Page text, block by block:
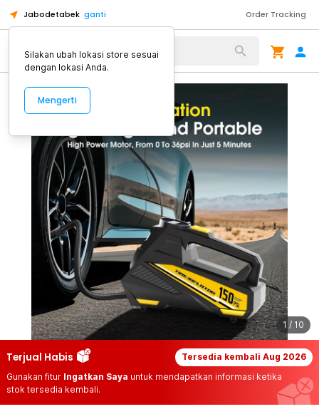
Jabodetabek ganti Order Tracking
Alat Kopi
1 / 10
Terjual Habis Tersedia kembali Aug 2026
Gunakan fitur Ingatkan Saya untuk mendapatkan informasi ketika
stok tersedia kembali.
Silakan ubah lokasi store sesuai
dengan lokasi Anda.
Mengerti